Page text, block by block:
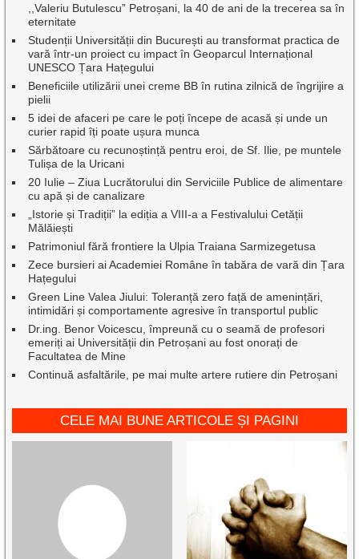
,,Valeriu Butulescu” Petroșani, la 40 de ani de la trecerea sa în
eternitate
Studenții Universității din București au transformat practica de
vară într-un proiect cu impact în Geoparcul Internațional
UNESCO Țara Hațegului
Beneficiile utilizării unei creme BB în rutina zilnică de îngrijire a
pielii
5 idei de afaceri pe care le poți începe de acasă și unde un
curier rapid îți poate ușura munca
Sărbătoare cu recunoștință pentru eroi, de Sf. Ilie, pe muntele
Tulișa de la Uricani
20 Iulie – Ziua Lucrătorului din Serviciile Publice de alimentare
cu apă și de canalizare
„Istorie și Tradiții” la ediția a VIII-a a Festivalului Cetății
Mălăiești
Patrimoniul fără frontiere la Ulpia Traiana Sarmizegetusa
Zece bursieri ai Academiei Române în tabăra de vară din Țara
Hațegului
Green Line Valea Jiului: Toleranță zero față de amenințări,
intimidări și comportamente agresive în transportul public
Dr.ing. Benor Voicescu, împreună cu o seamă de profesori
emeriți ai Universității din Petroșani au fost onorați de
Facultatea de Mine
Continuă asfaltările, pe mai multe artere rutiere din Petroșani
CELE MAI BUNE ARTICOLE ȘI PAGINI